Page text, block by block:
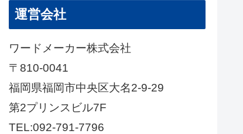
運営会社
ワードメーカー株式会社
〒810-0041
福岡県福岡市中央区大名2-9-29
第2プリンスビル7F
TEL:092-791-7796